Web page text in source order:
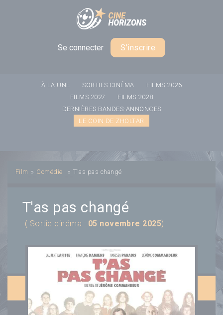
Se connecter S'inscrire
À LA UNE SORTIES CINÉMA
FILMS 2026
FILMS 2027
FILMS 2028
DERNIÈRES BANDES-ANNONCES
LE COIN DE ZHOLTAR
Film » Comédie » T'as pas changé
T'as pas changé
( Sortie cinéma : 05 novembre 2025)
Panneau de gestion des cookies